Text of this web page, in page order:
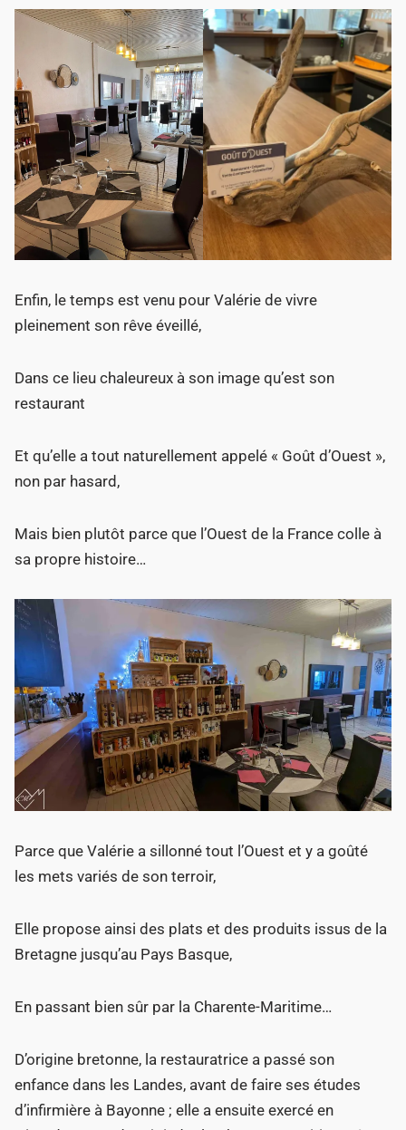
Enfin, le temps est venu pour Valérie de vivre
pleinement son rêve éveillé,
Dans ce lieu chaleureux à son image qu’est son
restaurant
Et qu’elle a tout naturellement appelé « Goût d’Ouest »,
non par hasard,
Mais bien plutôt parce que l’Ouest de la France colle à
sa propre histoire…
Parce que Valérie a sillonné tout l’Ouest et y a goûté
les mets variés de son terroir,
Elle propose ainsi des plats et des produits issus de la
Bretagne jusqu’au Pays Basque,
En passant bien sûr par la Charente-Maritime…
D’origine bretonne, la restauratrice a passé son
enfance dans les Landes, avant de faire ses études
d’infirmière à Bayonne ; elle a ensuite exercé en